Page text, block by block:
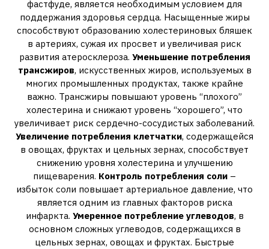
фастфуде, является необходимым условием для
поддержания здоровья сердца. Насыщенные жиры
способствуют образованию холестериновых бляшек
в артериях, сужая их просвет и увеличивая риск
развития атеросклероза. Уменьшение потребления
трансжиров, искусственных жиров, используемых в
многих промышленных продуктах, также крайне
важно. Трансжиры повышают уровень “плохого”
холестерина и снижают уровень “хорошего”, что
увеличивает риск сердечно-сосудистых заболеваний.
Увеличение потребления клетчатки, содержащейся
в овощах, фруктах и цельных зернах, способствует
снижению уровня холестерина и улучшению
пищеварения. Контроль потребления соли –
избыток соли повышает артериальное давление, что
является одним из главных факторов риска
инфаркта. Умеренное потребление углеводов, в
основном сложных углеводов, содержащихся в
цельных зернах, овощах и фруктах. Быстрые